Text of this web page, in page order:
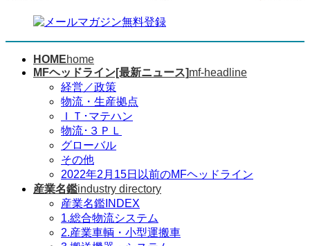
HOMEhome
MFヘッドライン[最新ニュース]mf-headline
経営／政策
物流・生産拠点
ＩＴ･マテハン
物流･３ＰＬ
グローバル
その他
2022年2月15日以前のMFヘッドライン
産業名鑑industry directory
産業名鑑INDEX
1.総合物流システム
2.産業車輌・小型運搬車